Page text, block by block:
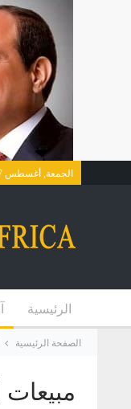
الجمعة, أغسطس 7, 2026
الرئيسية
الصفحة الرئيسية